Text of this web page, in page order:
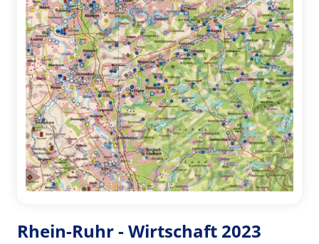
Rhein-Ruhr - Wirtschaft 2023